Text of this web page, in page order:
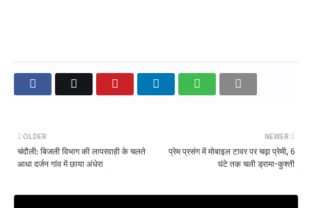
NEWER
प्रेम प्रसंग में मोबाइल टावर पर चढ़ा प्रेमी, 6
घंटे तक चली ड्रामा-कुश्ती
OLDER
चंदौली: बिजली विभाग की लापरवाही के चलते
आधा दर्जन गांव में छाया अंधेरा